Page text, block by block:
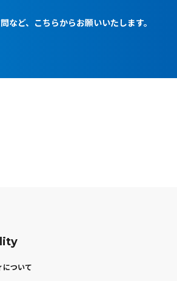
など、こちらからお願いいたします。
について